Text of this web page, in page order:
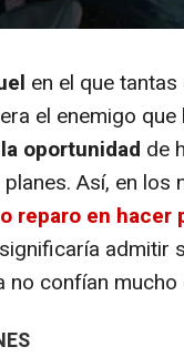
en el que
el enemigo que
oportunidad de
Así, en los
reparo en hacer
admitir
confían mucho